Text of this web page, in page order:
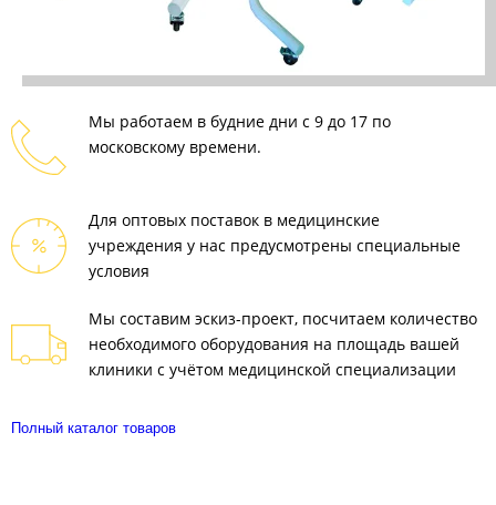
Мы работаем в будние дни с 9 до 17 по
московскому времени.
Для оптовых поставок в медицинские
учреждения у нас предусмотрены специальные
условия
Мы составим эскиз-проект, посчитаем количество
необходимого оборудования на площадь вашей
клиники с учётом медицинской специализации
Полный каталог товаров